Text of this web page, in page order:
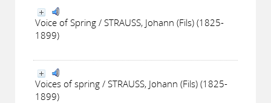
Voice of Spring / STRAUSS, Johann (Fils) (1825-
1899)
Voices of spring / STRAUSS, Johann (Fils) (1825-
1899)